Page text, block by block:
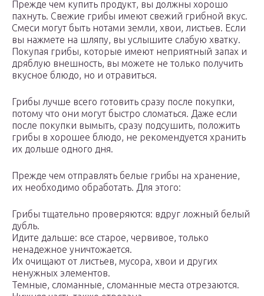
Прежде чем купить продукт, вы должны хорошо
пахнуть. Свежие грибы имеют свежий грибной вкус.
Смеси могут быть нотами земли, хвои, листьев. Если
вы нажмете на шляпу, вы услышите слабую хватку.
Покупая грибы, которые имеют неприятный запах и
дряблую внешность, вы можете не только получить
вкусное блюдо, но и отравиться.
Грибы лучше всего готовить сразу после покупки,
потому что они могут быстро сломаться. Даже если
после покупки вымыть, сразу подсушить, положить
грибы в хорошее блюдо, не рекомендуется хранить
их дольше одного дня.
Прежде чем отправлять белые грибы на хранение,
их необходимо обработать. Для этого:
Грибы тщательно проверяются: вдруг ложный белый
дубль.
Идите дальше: все старое, червивое, только
ненадежное уничтожается.
Их очищают от листьев, мусора, хвои и других
ненужных элементов.
Темные, сломанные, сломанные места отрезаются.